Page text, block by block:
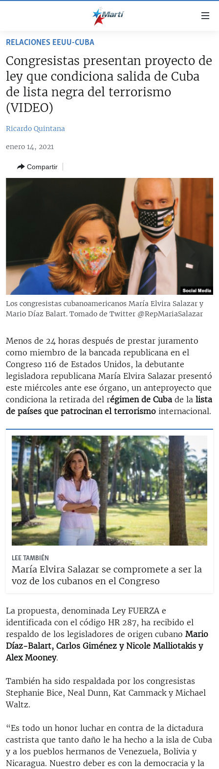
accesibilidad
contenido
principal
navegación
principal
CUBA
CUBA
DERECHOS HUMANOS
SOBRE CUBA
ESTADOS UNIDOS
ESTADOS UNIDOS
AMÉRICA LATINA
AUDIOVISUALES MARTÍ
ESPECIALES
LA REALIDAD DE LA VIVIENDA EN CUBA
KENTU-CUBANO
DESINFORMACIÓN RUSA EN AMÉRICA LATINA
LA INVASIÓN DE RUSIA A UCRANIA
MULTIMEDIA
EDITORIALES
SÍGUENOS
RELACIONES EEUU-CUBA
Congresistas presentan proyecto de
ley que condiciona salida de Cuba
de lista negra del terrorismo
(VIDEO)
Ricardo Quintana
enero 14, 2021
Compartir
Los congresistas cubanoamericanos María Elvira Salazar y
Mario Díaz Balart. Tomado de Twitter @RepMariaSalazar
Menos de 24 horas después de prestar juramento
como miembro de la bancada republicana en el
Congreso 116 de Estados Unidos, la debutante
legisladora republicana María Elvira Salazar presentó
este miércoles ante ese órgano, un anteproyecto que
condiciona la retirada del régimen de Cuba de la lista
de países que patrocinan el terrorismo internacional.
LEE TAMBIÉN
María Elvira Salazar se compromete a ser la
voz de los cubanos en el Congreso
La propuesta, denominada Ley FUERZA e
identificada con el código HR 287, ha recibido el
respaldo de los legisladores de origen cubano Mario
Díaz-Balart, Carlos Giménez y Nicole Malliotakis y
Alex Mooney.
También ha sido respaldada por los congresistas
Stephanie Bice, Neal Dunn, Kat Cammack y Michael
Waltz.
“Es todo un honor luchar en contra de la dictadura
castrista que tanto daño le ha hecho a la isla de Cuba
y a los pueblos hermanos de Venezuela, Bolivia y
Nicaragua. Nuestro deber es con la democracia y la